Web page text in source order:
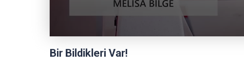
Bir Bildikleri Var!